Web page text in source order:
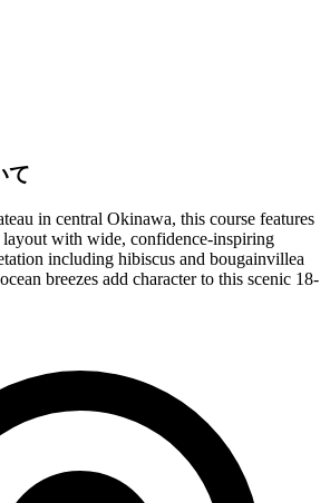
て
in central Okinawa, this course features
with wide, confidence-inspiring
including hibiscus and bougainvillea
breezes add character to this scenic 18-